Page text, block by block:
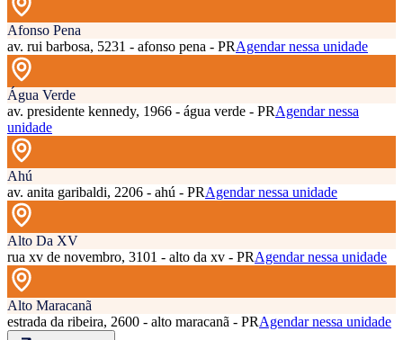
Afonso Pena
av. rui barbosa, 5231 - afonso pena - PRAgendar nessa unidade
Água Verde
av. presidente kennedy, 1966 - água verde - PRAgendar nessa
unidade
Ahú
av. anita garibaldi, 2206 - ahú - PRAgendar nessa unidade
Alto Da XV
rua xv de novembro, 3101 - alto da xv - PRAgendar nessa unidade
Alto Maracanã
estrada da ribeira, 2600 - alto maracanã - PRAgendar nessa unidade